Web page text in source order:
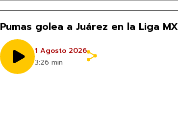
Pumas golea a Juárez en la Liga MX
1 Agosto 2026
3:26 min